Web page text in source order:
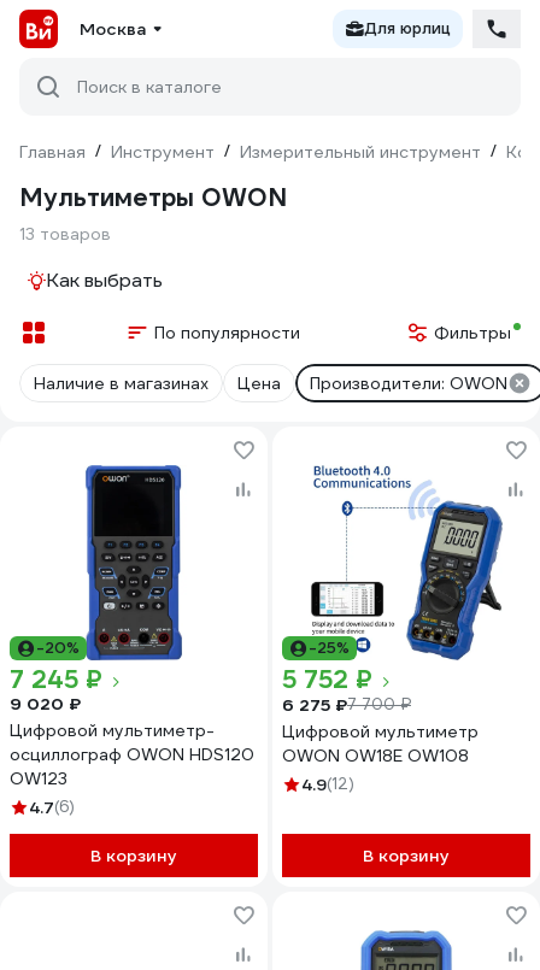
Москва Для юрлиц
Поиск в каталоге
Главная / Инструмент / Измерительный инструмент /
Мультиметры OWON
13 товаров
Как выбрать
По популярности Фильтры
Наличие в магазинах Цена Производители: OWON
-20%
7 245 ₽
9 020 ₽
Цифровой мультиметр-
осциллограф OWON HDS120
OW123
4.7(6)
В корзину
-25%
5 752 ₽
6 275 ₽7 700 ₽
Цифровой мультиметр
OWON OW18E OW108
4.9(12)
В корзину